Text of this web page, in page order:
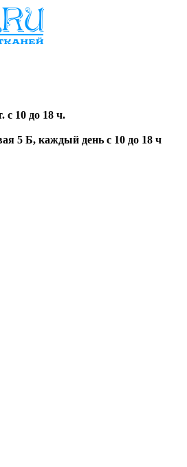
с 10 до 18 ч.
5 Б, каждый день с 10 до 18 ч